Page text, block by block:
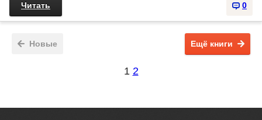
0
Читать
Новые Ещё книги
1 2